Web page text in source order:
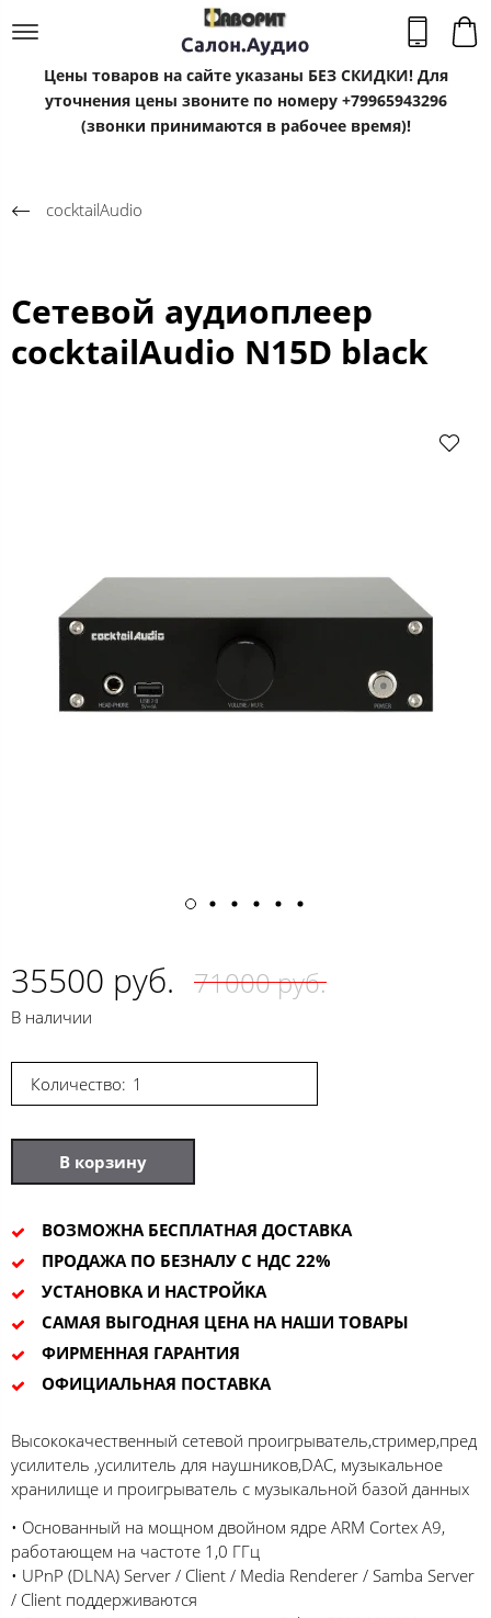
Цены товаров на сайте указаны БЕЗ СКИДКИ! Для
уточнения цены звоните по номеру +79965943296
(звонки принимаются в рабочее время)!
cocktailAudio
Сетевой аудиоплеер
cocktailAudio N15D black
35500 руб. 71000 руб.
В наличии
Количество:
В корзину
ВОЗМОЖНА БЕСПЛАТНАЯ ДОСТАВКА
ПРОДАЖА ПО БЕЗНАЛУ С НДС 22%
УСТАНОВКА И НАСТРОЙКА
САМАЯ ВЫГОДНАЯ ЦЕНА НА НАШИ ТОВАРЫ
ФИРМЕННАЯ ГАРАНТИЯ
ОФИЦИАЛЬНАЯ ПОСТАВКА
Высококачественный сетевой проигрыватель,стример,пред
усилитель ,усилитель для наушников,DAC, музыкальное
хранилище и проигрыватель с музыкальной базой данных
• Основанный на мощном двойном ядре ARM Cortex A9,
работающем на частоте 1,0 ГГц
• UPnP (DLNA) Server / Client / Media Renderer / Samba Server
/ Client поддерживаются